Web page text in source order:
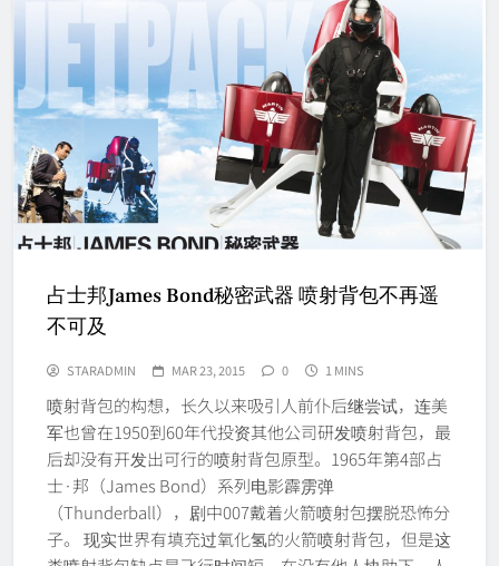
占士邦James Bond秘密武器 喷射背包不再遥
不可及
STARADMIN MAR 23, 2015 0 1 MINS
喷射背包的构想，长久以来吸引人前仆后继尝试，连美
军也曾在1950到60年代投资其他公司研发喷射背包，最
后却没有开发出可行的喷射背包原型。1965年第4部占
士·邦（James Bond）系列电影霹雳弹
（Thunderball），剧中007戴着火箭喷射包摆脱恐怖分
子。 现实世界有填充过氧化氢的火箭喷射背包，但是这